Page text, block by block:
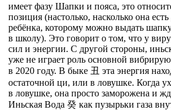
имеет фазу Шапки и пояса, это
позиция (настолько, насколько она
ребёнка, которому можно выдать
в школу). Это говорит о том, что у
сил и энергии. С другой стороны,
уже не играет роль основной
в 2020 году. В быке 丑 эта энергия
остаточной ци, или в ловушке. Когда
в ловушке, она просто заморожена и
Иньская Вода 癸 как пузырьки газа